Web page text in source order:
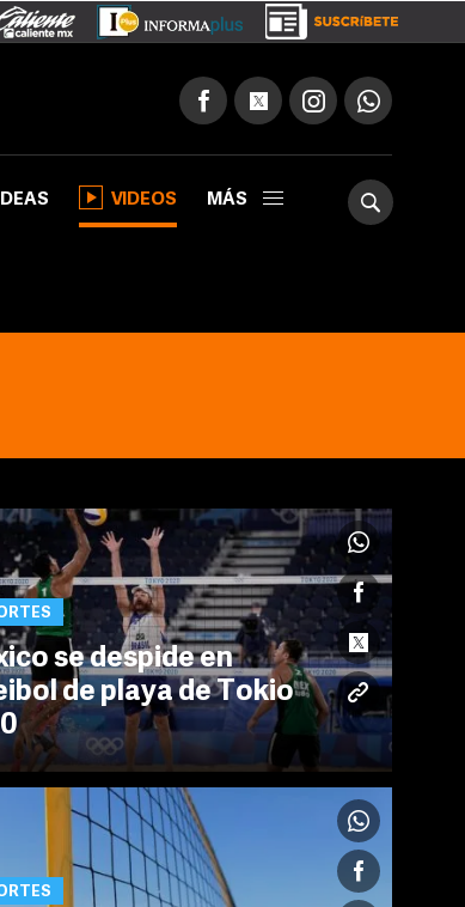
VIDEOS MÁS
se despide en
de playa de Tokio